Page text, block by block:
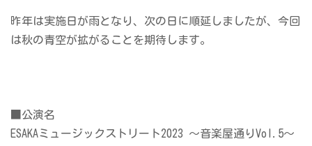
昨年は実施日が雨となり、次の日に順延しましたが、今回
は秋の青空が拡がることを期待します。
■公演名
ESAKAミュージックストリート2023 ～音楽屋通りVol.5～